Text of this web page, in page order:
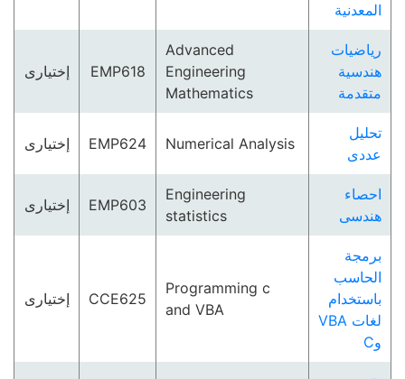
المعدنية
رياضيات
هندسية
متقدمة
Advanced
Engineering
Mathematics
EMP618 إختيارى
تحليل
عددى
Numerical Analysis
EMP624 إختيارى
احصاء
هندسى
Engineering
statistics
EMP603 إختيارى
برمجة
الحاسب
باستخدام
لغات VBA
وC
Programming c
and VBA
CCE625 إختيارى